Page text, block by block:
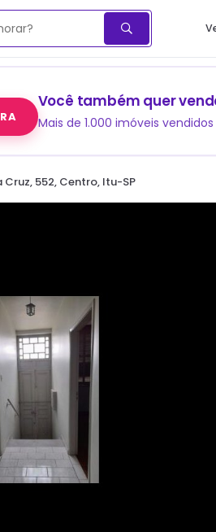
Você também quer
Mais de 1.000 imóveis
Cruz, 552, Centro, Itu-SP